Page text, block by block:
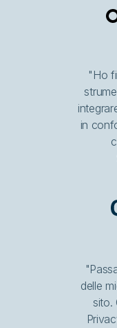
"Ho
in
delle
sito.